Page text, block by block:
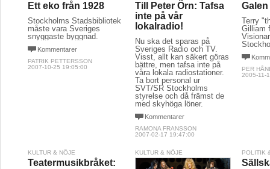
Ett eko från 1928
Stockholms Stadsbibliotek
måste vara Sveriges
snyggaste byggnad.
Kommentarer
PATRIK PETTERSSON
2007-10-25 19:05:00
Till Peter Örn: Tafsa
inte på vår
lokalradio!
Nu ska det sparas på
Sveriges Radio och TV.
Visst, allt kan säkert göras
bättre, men tafsa inte på
våra lokala radiostationer.
Ta bort personal ur
SVT/SR Stockholms
styrelse och då främst de
med skyhöga löner.
Kommentarer
RAMONA FRANSSON
2007-02-17 19:47:00
Terry
Gilliam
PER
2005-11-
KULTUR & NÖJE
Teatermusikbråket:
KULTUR & NÖJE POLITIK